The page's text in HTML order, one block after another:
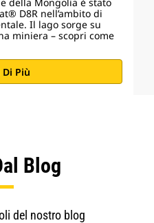
D8R nell’ambito di
Il lago sorge su
miniera – scopri come
Più
Blog
del nostro blog